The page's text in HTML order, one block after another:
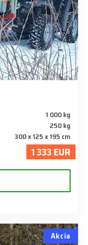
1 000 kg
250 kg
300 x 125 x 195 cm
1 333 EUR
Akcia